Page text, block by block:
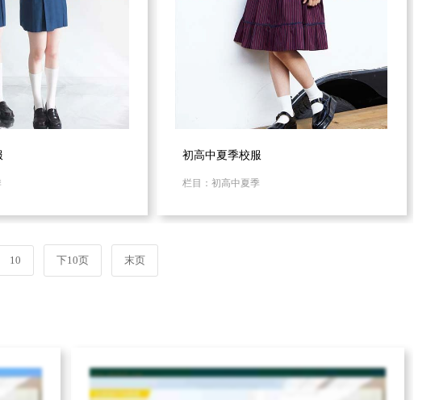
初高中夏季校服
栏目：初高中夏季
10 下10页 末页